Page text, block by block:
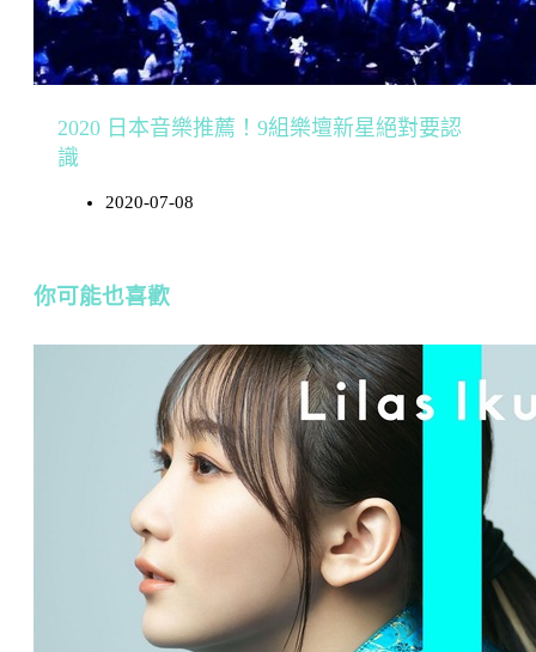
2020 日本音樂推薦！9組樂壇新星絕對要認
識
2020-07-08
你可能也喜歡